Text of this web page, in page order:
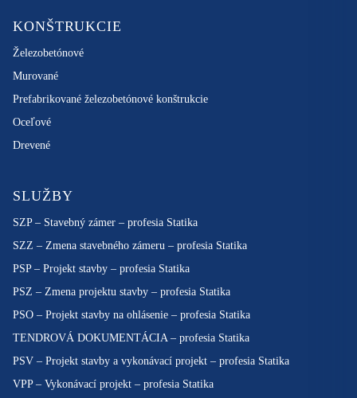
KONŠTRUKCIE
Železobetónové
Murované
Prefabrikované železobetónové konštrukcie
Oceľové
Drevené
SLUŽBY
SZP – Stavebný zámer – profesia Statika
SZZ – Zmena stavebného zámeru – profesia Statika
PSP – Projekt stavby – profesia Statika
PSZ – Zmena projektu stavby – profesia Statika
PSO – Projekt stavby na ohlásenie – profesia Statika
TENDROVÁ DOKUMENTÁCIA – profesia Statika
PSV – Projekt stavby a vykonávací projekt – profesia Statika
VPP – Vykonávací projekt – profesia Statika